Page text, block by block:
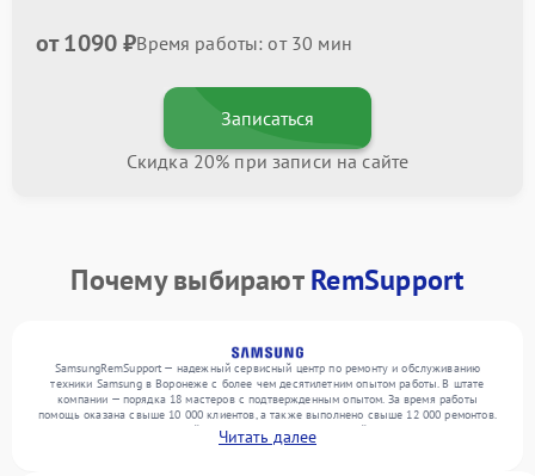
от 1090 ₽Время работы: от 30 мин
Записаться
Скидка 20% при записи на сайте
Почему выбираютRemSupport
SamsungRemSupport — надежный сервисный центр по ремонту и обслуживанию
техники Samsung в Воронеже с более чем десятилетним опытом работы. В штате
компании — порядка 18 мастеров с подтвержденным опытом. За время работы
помощь оказана свыше 10 000 клиентов, а также выполнено свыше 12 000 ремонтов.
Ежемесячно в сервисный центр поступает от 300 устройств, включая , , . Мы
устраняем поломки любой сложности и гарантируем высокое качество обслуживания
Читать далее